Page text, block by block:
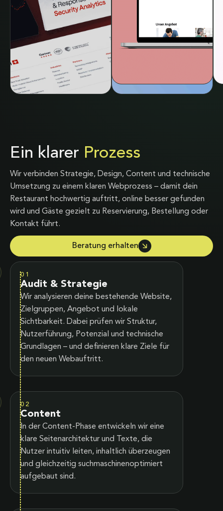
Ein klarer Prozess
Wir verbinden Strategie, Design, Content und technische
Umsetzung zu einem klaren Webprozess – damit dein
Restaurant hochwertig auftritt, online besser gefunden
wird und Gäste gezielt zu Reservierung, Bestellung oder
Kontakt führt.
Beratung erhalten
01
Audit & Strategie
Wir analysieren deine bestehende Website,
Zielgruppen, Angebot und lokale
Sichtbarkeit. Dabei prüfen wir Struktur,
Nutzerführung, Potenzial und technische
Grundlagen – und definieren klare Ziele für
den neuen Webauftritt.
02
Content
In der Content-Phase entwickeln wir eine
klare Seitenarchitektur und Texte, die
Nutzer intuitiv leiten, inhaltlich überzeugen
und gleichzeitig suchmaschinenoptimiert
aufgebaut sind.